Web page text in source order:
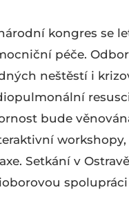
kongres se
péče.
neštěstí i
bude
Setkání v